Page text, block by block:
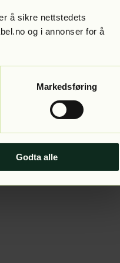
å sikre nettstedets
og i annonser for å
Markedsføring
Godta alle